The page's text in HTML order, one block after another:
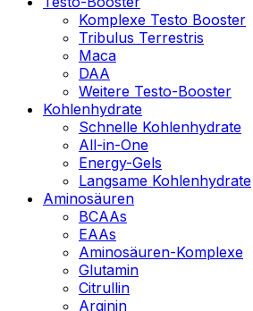
Komplexe Testo Booster
Tribulus Terrestris
Maca
DAA
Weitere Testo-Booster
Kohlenhydrate
Schnelle Kohlenhydrate
All-in-One
Energy-Gels
Langsame Kohlenhydrate
Aminosäuren
BCAAs
EAAs
Aminosäuren-Komplexe
Glutamin
Citrullin
Arginin